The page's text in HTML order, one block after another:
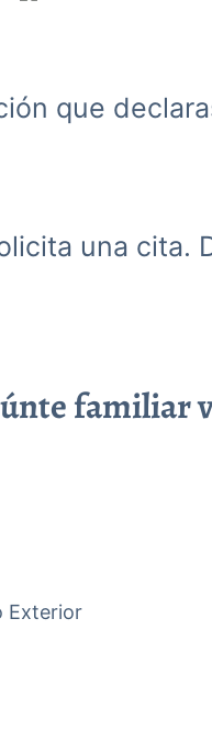
que
una cita.
familiar
Exterior